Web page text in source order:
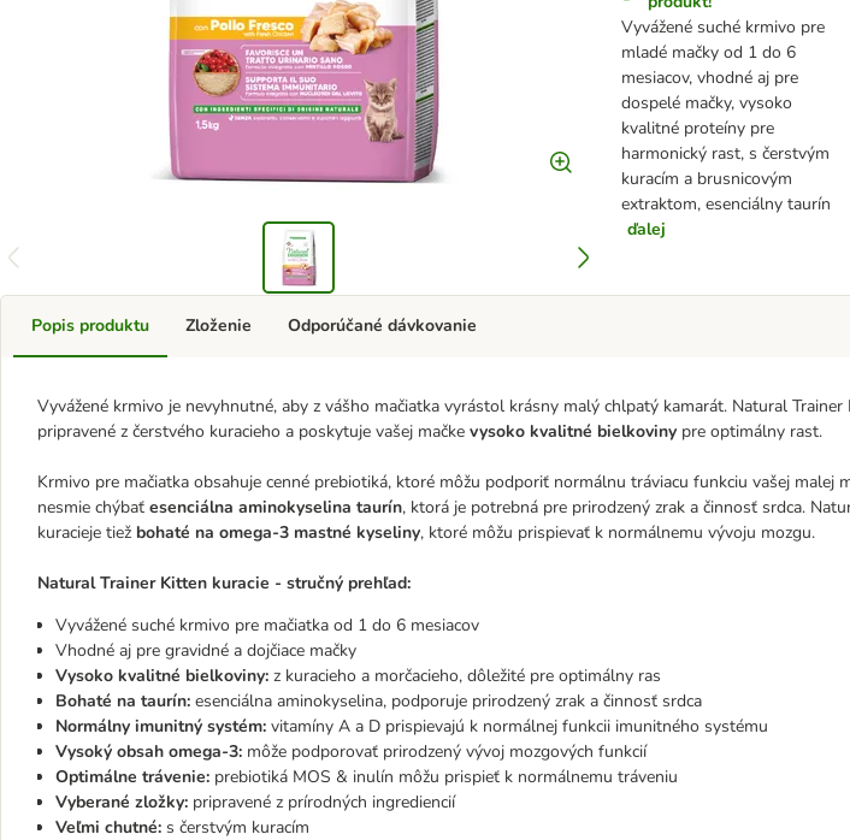
Vyvážené suché krmivo pre
mladé mačky od 1 do 6
mesiacov, vhodné aj pre
dospelé mačky, vysoko
kvalitné proteíny pre
harmonický rast, s čerstvým
kuracím a brusnicovým
extraktom, esenciálny taurín
ďalej
Popis produktu
Vyvážené krmivo je nevyhnutné, aby z vášho mačiatka vyrástol krásny malý chlpatý kamarát. Natural Trainer
pripravené z čerstvého kuracieho a poskytuje vašej mačke vysoko kvalitné bielkoviny pre optimálny rast.
Krmivo pre mačiatka obsahuje cenné prebiotiká, ktoré môžu podporiť normálnu tráviacu funkciu vašej malej
nesmie chýbať esenciálna aminokyselina taurín, ktorá je potrebná pre prirodzený zrak a činnosť srdca.
kuracieje tiež bohaté na omega-3 mastné kyseliny, ktoré môžu prispievať k normálnemu vývoju mozgu.
Natural Trainer Kitten kuracie - stručný prehľad:
Vyvážené suché krmivo pre mačiatka od 1 do 6 mesiacov
Vhodné aj pre gravidné a dojčiace mačky
Vysoko kvalitné bielkoviny: z kuracieho a morčacieho, dôležité pre optimálny ras
Bohaté na taurín: esenciálna aminokyselina, podporuje prirodzený zrak a činnosť srdca
Normálny imunitný systém: vitamíny A a D prispievajú k normálnej funkcii imunitného systému
Vysoký obsah omega-3: môže podporovať prirodzený vývoj mozgových funkcií
Optimálne trávenie: prebiotiká MOS & inulín môžu prispieť k normálnemu tráveniu
Vyberané zložky: pripravené z prírodných ingrediencií
Veľmi chutné: s čerstvým kuracím
Zloženie Odporúčané dávkovanie